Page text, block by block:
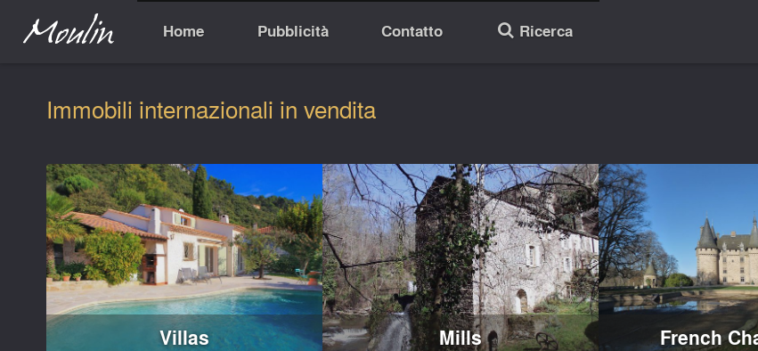
Home Pubblicità Contatto 🔎 Ricerca
Immobili internazionali in vendita
Villas Mills French